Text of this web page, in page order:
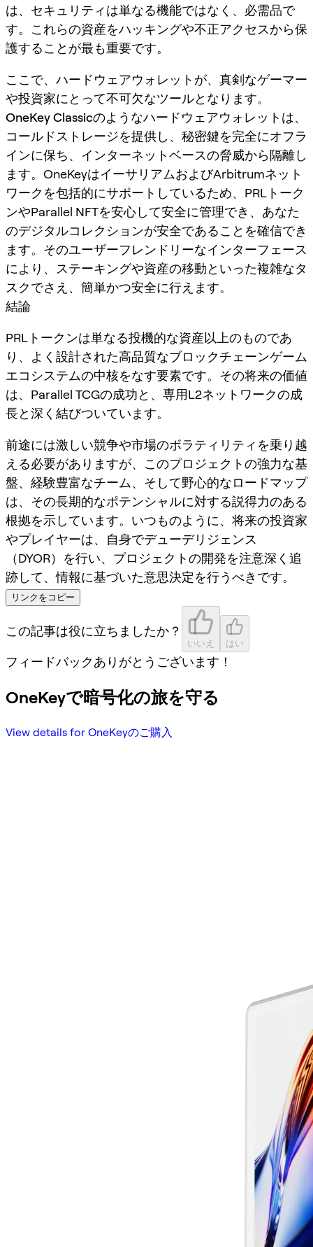
は、セキュリティは単なる機能ではなく、必需品で
す。これらの資産をハッキングや不正アクセスから保
護することが最も重要です。
ここで、ハードウェアウォレットが、真剣なゲーマー
や投資家にとって不可欠なツールとなります。
OneKey Classicのようなハードウェアウォレットは、
コールドストレージを提供し、秘密鍵を完全にオフラ
インに保ち、インターネットベースの脅威から隔離し
ます。OneKeyはイーサリアムおよびArbitrumネット
ワークを包括的にサポートしているため、PRLトーク
ンやParallel NFTを安心して安全に管理でき、あなた
のデジタルコレクションが安全であることを確信でき
ます。そのユーザーフレンドリーなインターフェース
により、ステーキングや資産の移動といった複雑なタ
スクでさえ、簡単かつ安全に行えます。
結論
PRLトークンは単なる投機的な資産以上のものであ
り、よく設計された高品質なブロックチェーンゲーム
エコシステムの中核をなす要素です。その将来の価値
は、Parallel TCGの成功と、専用L2ネットワークの成
長と深く結びついています。
前途には激しい競争や市場のボラティリティを乗り越
える必要がありますが、このプロジェクトの強力な基
盤、経験豊富なチーム、そして野心的なロードマップ
は、その長期的なポテンシャルに対する説得力のある
根拠を示しています。いつものように、将来の投資家
やプレイヤーは、自身でデューデリジェンス
（DYOR）を行い、プロジェクトの開発を注意深く追
跡して、情報に基づいた意思決定を行うべきです。
リンクをコピー
この記事は役に立ちましたか？
いいえ はい
フィードバックありがとうございます！
OneKeyで暗号化の旅を守る
View details for OneKeyのご購入